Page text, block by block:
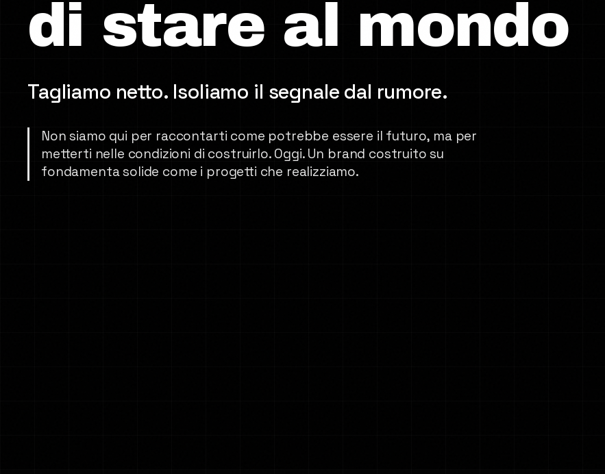
di stare al mondo
Tagliamo netto. Isoliamo il segnale dal rumore.
Non siamo qui per raccontarti come potrebbe essere il futuro, ma per
metterti nelle condizioni di costruirlo. Oggi. Un brand costruito su
fondamenta solide come i progetti che realizziamo.